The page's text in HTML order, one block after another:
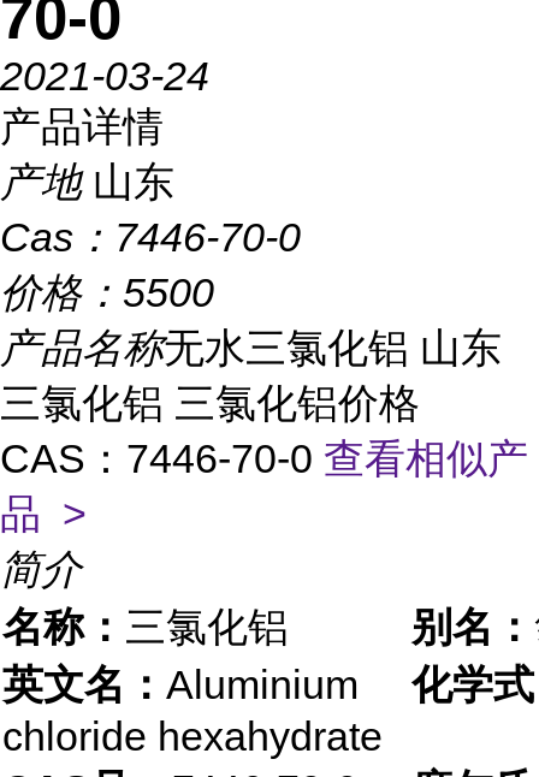
70-0
2021-03-24
产品详情
产地 山东
Cas： 7446-70-0
价格： 5500
产品名称无水三氯化铝 山东
三氯化铝 三氯化铝价格
CAS：7446-70-0 查看相似产
品 >
简介
名称： 三氯化铝 别名：
英文名： Aluminium
chloride hexahydrate
化学